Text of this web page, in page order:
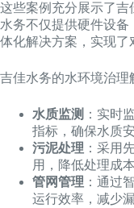
这些案例充分展示了
水务不仅提供硬件设
体化解决方案，实现了
吉佳水务的水环境治理
水质监测 ：实时
指标，确保水质安
污泥处理 ：采用
用，降低处理成本
管网管理 ：通过
运行效率，减少漏